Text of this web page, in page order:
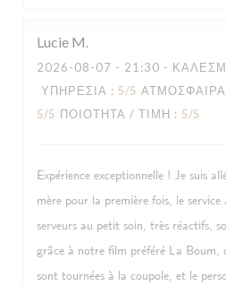
Lucie M
2026-08-07 - 21:30 -
ΥΠΗΡΕΣΊΑ : 5/5 ΑΤΜΌΣΦΑΙΡΑ
5/5 ΠΟΙΌΤΗΤΑ / ΤΙΜΉ : 5/5
Expérience exceptionnelle ! Je suis
mère pour la première fois, le service
serveurs au petit soin, très réactifs,
grâce à notre film préféré La Boum,
sont tournées à la coupole, et le